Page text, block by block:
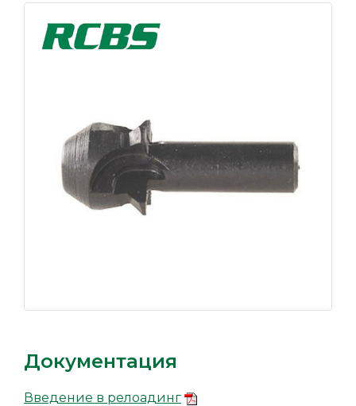
Документация
Введение в релоадинг